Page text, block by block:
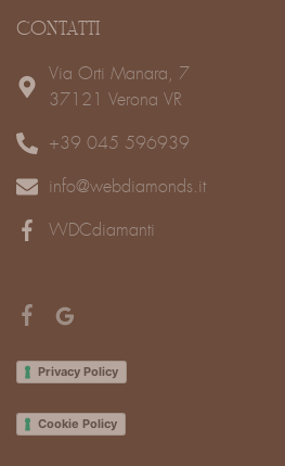
CONTATTI
Via Orti Manara, 7
37121 Verona VR
+39 045 596939
info@webdiamonds.it
WDCdiamanti
Privacy Policy
Cookie Policy